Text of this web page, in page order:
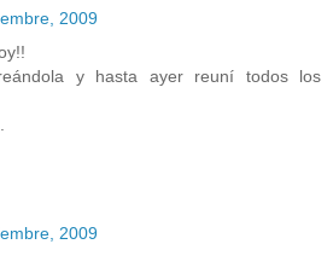
2009
y hasta ayer reuní todos los
2009